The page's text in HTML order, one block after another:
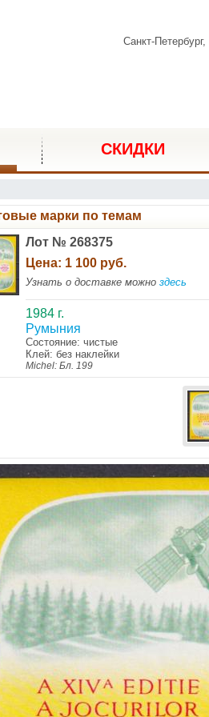
Санкт-Петербург,
СКИДКИ
марки по темам
Лот № 268375
Цена: 1 100 руб.
Узнать о доставке можно здесь
1984 г.
Румыния
Состояние: чистые
Клей: без наклейки
Michel: Бл. 199